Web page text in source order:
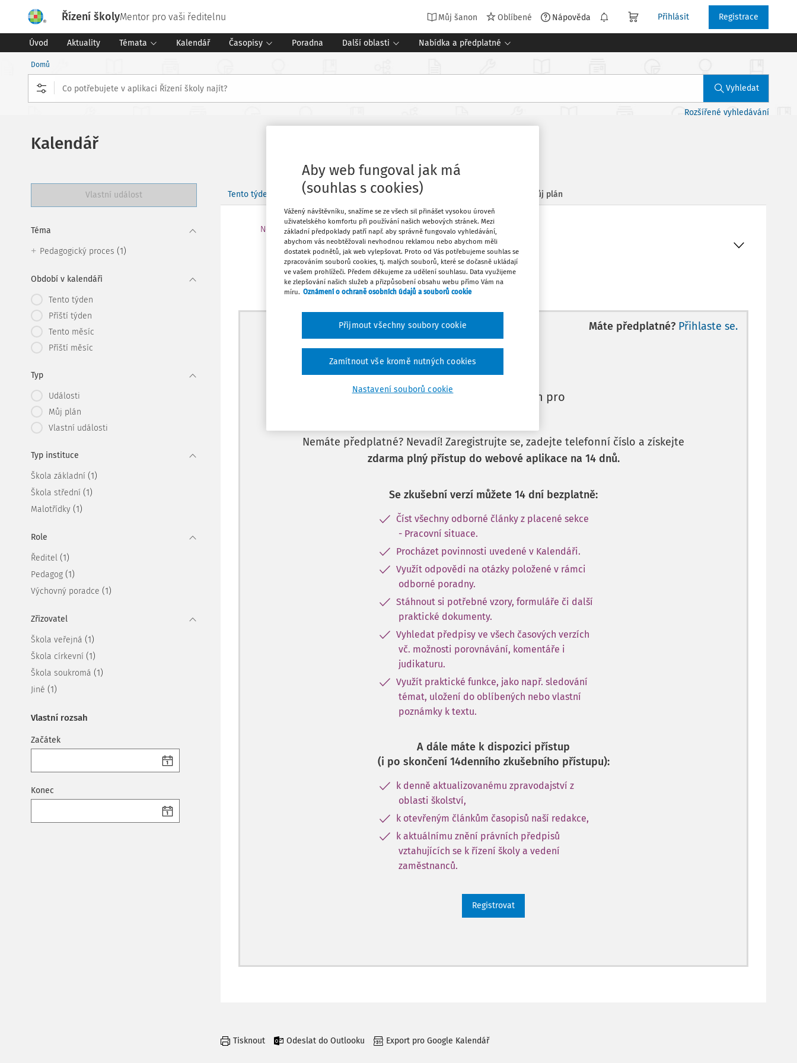
Řízení školyMentor pro vaši ředitelnu Můj šanon Oblíbené Nápověda Přihlásit Registrace
Úvod Aktuality Témata Kalendář Časopisy Poradna Další oblasti Nabídka a předplatné
Domů
Vyhledat
Rozšířené vyhledávání
Kalendář
Vlastní událost
Téma
Pedagogický proces (1)
Období v kalendáři
Tento týden
Příští týden
Tento měsíc
Příští měsíc
Typ
Události
Můj plán
Vlastní události
Typ instituce
Škola základní (1)
Škola střední (1)
Malotřídky (1)
Role
Ředitel (1)
Pedagog (1)
Výchovný poradce (1)
Zřizovatel
Škola veřejná (1)
Škola církevní (1)
Škola soukromá (1)
Jiné (1)
Vlastní rozsah
Začátek
Konec
Tento týden Příští týden Tento měsíc Příští měsíc Můj plán
Ne PLÁNOVÁNÍ A KONTROLA PED. PROCESU
Rozhodnutí ředitele o nahrazení vzdělávacího obsahu
Můj plán 1. 12. - 31. 12.
Máte předplatné? Přihlaste se.
Tento dokument je jen pro
Nemáte předplatné? Nevadí! Zaregistrujte se, zadejte telefonní číslo a získejte
zdarma plný přístup do webové aplikace na 14 dnů.
Se zkušební verzí můžete 14 dní bezplatně:
Číst všechny odborné články z placené sekce
- Pracovní situace.
Procházet povinnosti uvedené v Kalendáři.
Využít odpovědi na otázky položené v rámci
odborné poradny.
Stáhnout si potřebné vzory, formuláře či další
praktické dokumenty.
Vyhledat předpisy ve všech časových verzích
vč. možnosti porovnávání, komentáře i
judikaturu.
Využít praktické funkce, jako např. sledování
témat, uložení do oblíbených nebo vlastní
poznámky k textu.
A dále máte k dispozici přístup
(i po skončení 14denního zkušebního přístupu):
k denně aktualizovanému zpravodajství z
oblasti školství,
k otevřeným článkům časopisů naší redakce,
k aktuálnímu znění právních předpisů
vztahujících se k řízení školy a vedení
zaměstnanců.
Registrovat
Tisknout Odeslat do Outlooku Export pro Google Kalendář
Aby web fungoval jak má
(souhlas s cookies)
Vážený návštěvníku, snažíme se ze všech sil přinášet vysokou úroveň
uživatelského komfortu při používání našich webových stránek. Mezi
základní předpoklady patří např. aby správně fungovalo vyhledávání,
abychom vás neobtěžovali nevhodnou reklamou nebo abychom měli
dostatek podnětů, jak web vylepšovat. Proto od Vás potřebujeme souhlas se
zpracováním souborů cookies, tj. malých souborů, které se dočasně ukládají
ve vašem prohlížeči. Předem děkujeme za udělení souhlasu. Data využijeme
ke zlepšování našich služeb a přizpůsobení obsahu webu přímo Vám na
míru. Oznámení o ochraně osobních údajů a souborů cookie
Nastavení souborů cookie
Zamítnout vše kromě nutných cookies
Přijmout všechny soubory cookie